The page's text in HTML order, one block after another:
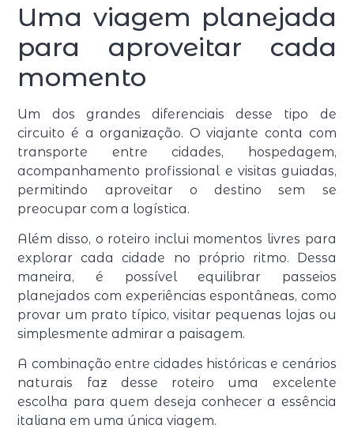
Uma viagem planejada
para aproveitar cada
momento
Um dos grandes diferenciais desse tipo de
circuito é a organização. O viajante conta com
transporte entre cidades, hospedagem,
acompanhamento profissional e visitas guiadas,
permitindo aproveitar o destino sem se
preocupar com a logística.
Além disso, o roteiro inclui momentos livres para
explorar cada cidade no próprio ritmo. Dessa
maneira, é possível equilibrar passeios
planejados com experiências espontâneas, como
provar um prato típico, visitar pequenas lojas ou
simplesmente admirar a paisagem.
A combinação entre cidades históricas e cenários
naturais faz desse roteiro uma excelente
escolha para quem deseja conhecer a essência
italiana em uma única viagem.